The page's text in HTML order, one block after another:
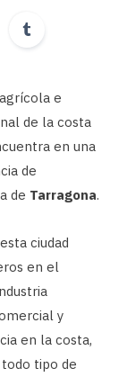
e
de la costa
en una
de
de Tarragona.
ciudad
en el
y
en la costa,
todo tipo de